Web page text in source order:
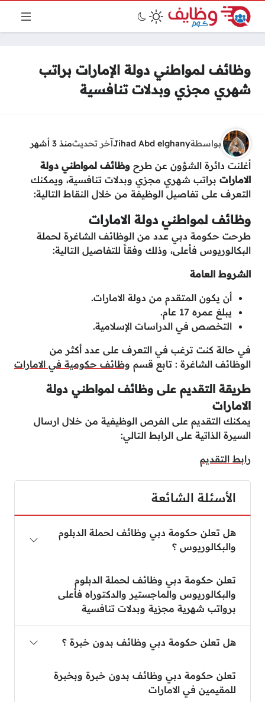
وظائف لمواطني دولة الإمارات براتب
شهري مجزي وبدلات تنافسية
بواسطةJihad Abd elghanyآخر تحديثمنذ 3 أشهر
أغلنت دائرة الشؤون عن طرح وظائف لمواطني دولة
الامارات براتب شهري مجزي وبدلات تنافسية، ويمكنك
التعرف على تفاصيل الوظيفة من خلال النقاط التالية:
وظائف لمواطني دولة الامارات
طرحت حكومة دبي عدد من الوظائف الشاغرة لحملة
البكالوريوس فأعلى، وذلك وفقاً للتفاصيل التالية:
الشروط العامة
أن يكون المتقدم من دولة الامارات.
يبلغ عمره 17 عام.
التخصص في الدراسات الإسلامية.
في حالة كنت ترغب في التعرف على عدد أكثر من
الوظائف الشاغرة : تابع قسم وظائف حكومية في الامارات
طريقة التقديم على وظائف لمواطني دولة
الامارات
يمكنك التقديم على الفرص الوظيفية من خلال ارسال
السيرة الذاتية على الرابط التالي:
رابط التقديم
الأسئلة الشائعة
هل تعلن حكومة دبي وظائف لحملة الدبلوم
والبكالوريوس ؟
تعلن حكومة دبي وظائف لحملة الدبلوم
والبكالوريوس والماجستير والدكتوراه فأعلى
برواتب شهرية مجزية وبدلات تنافسية
هل تعلن حكومة دبي وظائف بدون خبرة ؟
تعلن حكومة دبي وظائف بدون خبرة وبخبرة
للمقيمين في الامارات